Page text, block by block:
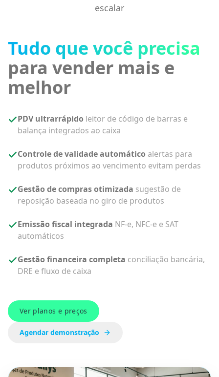
escalar
Tudo que você precisa
para vender mais e
melhor
PDV ultrarrápido leitor de código de barras e
balança integrados ao caixa
Controle de validade automático alertas para
produtos próximos ao vencimento evitam perdas
Gestão de compras otimizada sugestão de
reposição baseada no giro de produtos
Emissão fiscal integrada NF-e, NFC-e e SAT
automáticos
Gestão financeira completa conciliação bancária,
DRE e fluxo de caixa
Ver planos e preços
Agendar demonstração